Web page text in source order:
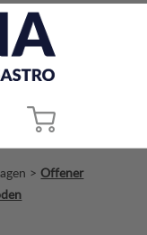
>Offener